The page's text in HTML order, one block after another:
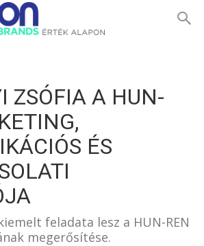
ZSÓFIA A HUN-
ÉS
feladata lesz a HUN-REN
megerősítése.